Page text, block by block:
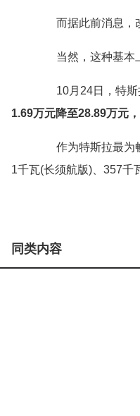
而据此前消息，改
当然，这种基本上
10月24日，特斯
1.69万元降至28.89万元
作为特斯拉最为畅
1千瓦(长须航版)、357千
同类内容